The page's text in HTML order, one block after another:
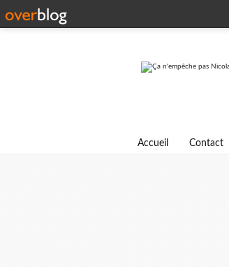
Accueil Contact